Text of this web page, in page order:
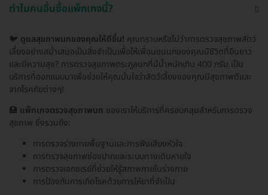
ทำไมคนอื่นซื้อแพ็กเกจนี้?
🐦 ดูแลสุขภาพนกของคุณให้ดีขึ้น! คุณทราบหรือไม่ว่าการตรวจสุขภาพสัตว์
เลี้ยงอย่างสม่ำเสมอเป็นสิ่งจำเป็นเพื่อให้เพื่อนขนนกของคุณมีชีวิตที่ยืนยาว
และมีความสุข? การตรวจสุขภาพตระกูลนกที่มีน้ำหนักเกิน 400 กรัม เป็น
บริการที่ออกแบบมาเพื่อช่วยให้คุณมั่นใจว่าสัตว์เลี้ยงของคุณมีสุขภาพดีและ
จากโรคภัยต่างๆ!
🏥 แพ็กเกจตรวจสุขภาพนก ของเราให้บริการที่ครอบคลุมสำหรับการตรวจ
สุขภาพ ซึ่งรวมถึง:
การตรวจร่างกายพื้นฐานและการฟังเสียงหัวใจ
การตรวจสุขภาพช่องปากและระบบทางเดินหายใจ
การตรวจเอกซเรย์ที่ช่วยให้รู้สภาพภายในร่างกาย
การป้องกันการเกิดโรคด้วยการให้ยาที่จำเป็น